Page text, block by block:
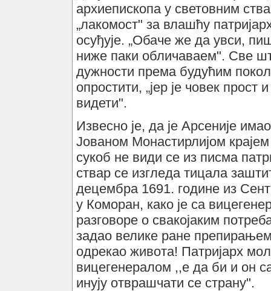
архиепископа у световним
„лакомост" за влашћу
осуђује. „Обаче же да увси,
ниже паки обличаваем". Све
дужности према будућим
опростити, „јер је човек
видети".
Извесно је, да је Арсеније
Јованом Монастирлијом
сукоб не види се из писма
ствар се изгледа тицала
децембра 1691. године из Сент
у Коморан, како је са
разговоре о свакојаким
задао велике ране
одрекао живота! Патријарх
вицегенералом ,,е да би и он
инују отврашчати се страну".